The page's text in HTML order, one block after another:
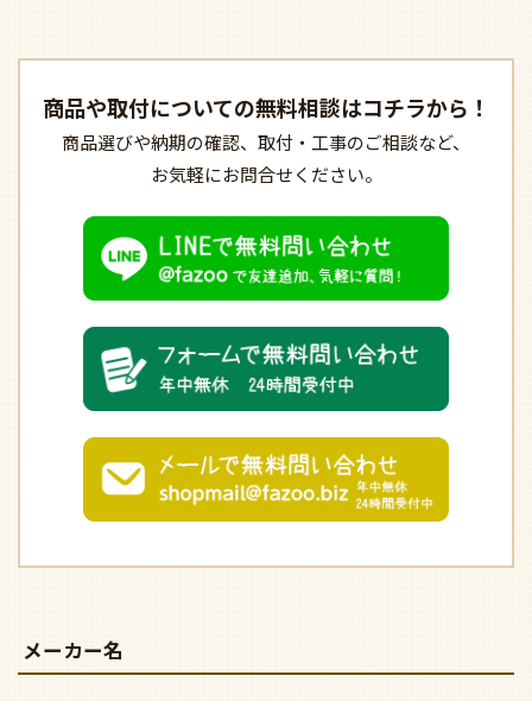
商品や取付についての無料相談はコチラから！
商品選びや納期の確認、 取付・工事のご相談など、
お気軽にお問合せください。
メーカー名